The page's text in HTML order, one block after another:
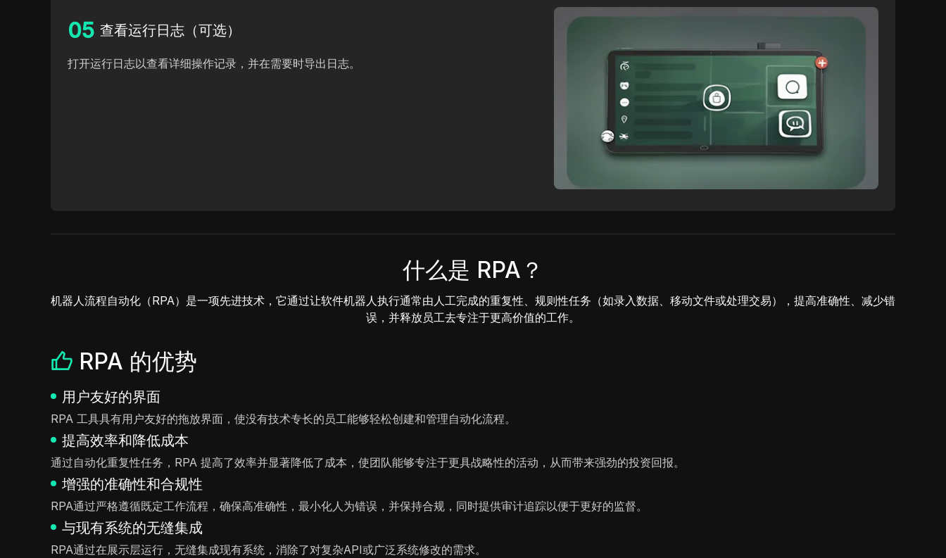
05 查看运行日志（可选）
打开运行日志以查看详细操作记录，并在需要时导出日志。
什么是 RPA？
机器人流程自动化（RPA）是一项先进技术，它通过让软件机器人执行通常由人工完成的重复性、规则性任务（如录入数据、移动文件或处理交易），提高准确性、减少错
误，并释放员工去专注于更高价值的工作。
RPA 的优势
用户友好的界面
RPA 工具具有用户友好的拖放界面，使没有技术专长的员工能够轻松创建和管理自动化流程。
提高效率和降低成本
通过自动化重复性任务，RPA 提高了效率并显著降低了成本，使团队能够专注于更具战略性的活动，从而带来强劲的投资回报。
增强的准确性和合规性
RPA通过严格遵循既定工作流程，确保高准确性，最小化人为错误，并保持合规，同时提供审计追踪以便于更好的监督。
与现有系统的无缝集成
RPA通过在展示层运行，无缝集成现有系统，消除了对复杂API或广泛系统修改的需求。